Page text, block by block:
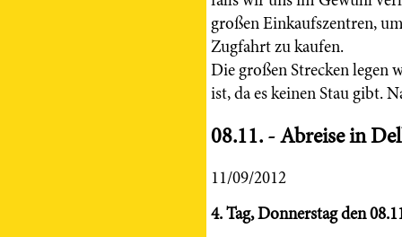
großen Einkaufszentren,
Zugfahrt zu kaufen.
Die großen Strecken legen
ist, da es keinen Stau gibt.
08.11. - Abreise in
11/09/2012
4. Tag, Donnerstag den